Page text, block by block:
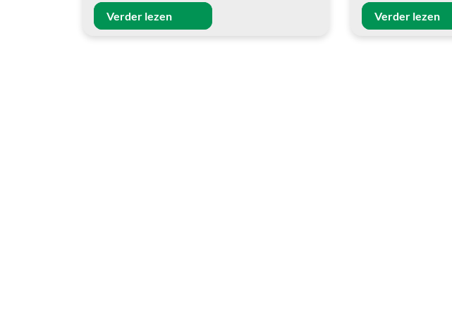
Verder lezen Verder lezen